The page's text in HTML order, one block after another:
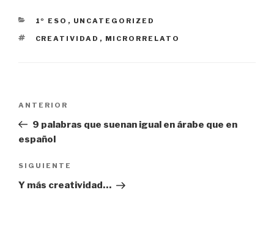
CATEGORÍAS
1º ESO , UNCATEGORIZED
ETIQUETAS
CREATIVIDAD , MICRORRELATO
entradas
Entrada
anterior:
ANTERIOR
9 palabras que suenan igual en árabe que en
español
Siguiente
entrada
SIGUIENTE
Y más creatividad…